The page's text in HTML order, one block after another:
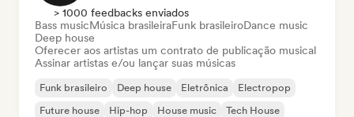
> 1000 feedbacks enviados
Bass musicMúsica brasileiraFunk brasileiroDance music
Deep house
Oferecer aos artistas um contrato de publicação musical
Assinar artistas e/ou lançar suas músicas
Funk brasileiro Deep house Eletrônica
Electropop
Future house
Hip-hop House music Tech House